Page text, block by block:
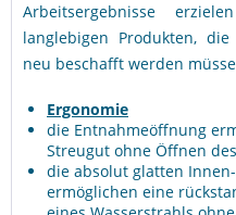
Arbeitsergebnisse
langlebigen Produkten,
neu beschafft werden
Ergonomie
die Entnahmeöffnung
Streugut ohne Öffnen
die absolut glatten
ermöglichen eine